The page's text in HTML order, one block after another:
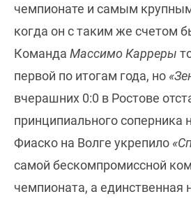
чемпионате и самым
когда он с таким же счетом
Команда Массимо Карреры
первой по итогам года, но
вчерашних 0:0 в Ростове
принципиального соперника
Фиаско на Волге укрепило
самой бескомпромиссной
чемпионата, а единственная